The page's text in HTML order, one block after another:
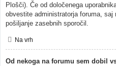
Plošči). Če od določenega
obvestite administratorja foruma, saj
pošiljanje zasebnih sporočil.
Na vrh
Od nekoga na forumu sem dobil